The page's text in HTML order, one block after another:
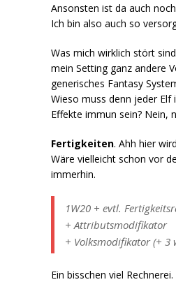
Ansonsten ist da auch
Ich bin also auch so
Was mich wirklich stört
mein Setting ganz andere
generisches Fantasy
Wieso muss denn jeder
Effekte immun sein? Nein,
Fertigkeiten. Ahh hier
Wäre vielleicht schon vor
immerhin.
1W20 + evtl.
+ Attributsmodifikator
+ Volksmodifikator(+ 3
Ein bisschen viel